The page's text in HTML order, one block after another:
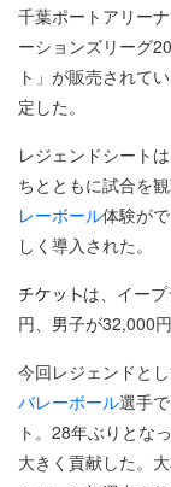
千葉ポートアリー
ーションズリーグ
ト」が販売されて
定した。
レジェンドシートは
ちとともに試合を
レーボール体験が
しく導入された。
は、イー
円、男子が32,000
今回レジェンドと
バレーボール選手
ト。28年ぶりとな
大きく貢献した。